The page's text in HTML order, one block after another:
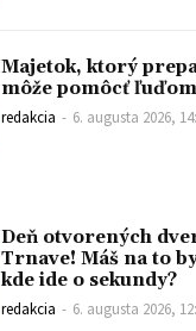
Majetok, ktorý
môže pomôcť
redakcia - 6. augusta 2026,
Deň otvorených
Trnave! Máš na to
kde ide o sekundy?
redakcia - 6. augusta 2026,